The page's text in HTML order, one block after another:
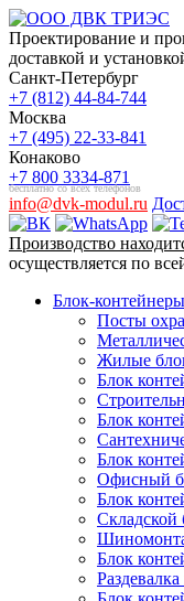
Проектирование и
доставкой и
Санкт-Петербург
+7 (812) 44-84-744
Москва
+7 (495) 22-33-841
Конаково
+7 800 3334-871
бесплатно со всех телефонов
info@dvk-modul.ru
Производство
осуществляется по
Блок-контейнеры
Посты
Жилые
Блок
Блок
Блок
Офисный
Блок
Складской
Блок